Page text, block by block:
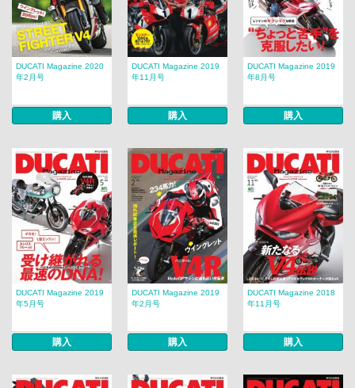
DUCATI Magazine 2020
年2月号
購入
DUCATI Magazine 2019
年11月号
購入
DUCATI Magazine 2019
年8月号
購入
DUCATI Magazine 2019
年5月号
購入
DUCATI Magazine 2019
年2月号
購入
DUCATI Magazine 2018
年11月号
購入